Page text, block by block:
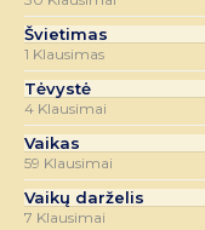
Švietimas
1 Klausimas
Tėvystė
4 Klausimai
Vaikas
59 Klausimai
Vaikų darželis
7 Klausimai